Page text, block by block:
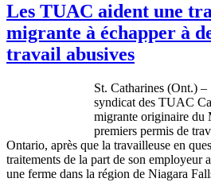
Les TUAC aident une
migrante à échapper à
travail abusives
St. Catharines (Ont.)
syndicat des TUAC
migrante originaire du
premiers permis de
Ontario, après que la travailleuse en
traitements de la part de son employeur
une ferme dans la région de Niagara